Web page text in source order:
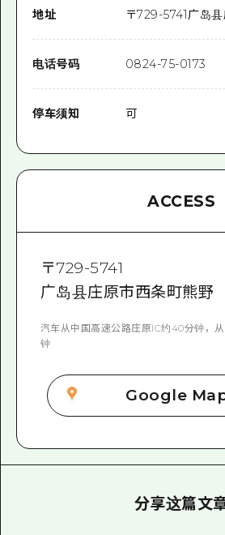
地址 〒729-5741广岛
电话号码 0824-75-0173
停车须知 可
ACCESS
〒729-5741
广岛县庄原市西条町熊野
汽车从中国高速公路庄原IC约40分钟，
钟
Google
分享这篇文